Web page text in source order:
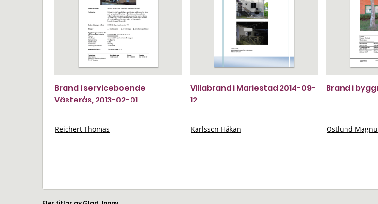
Brand i serviceboende
Västerås, 2013-02-01
Reichert Thomas
Villabrand i Mariestad 2014-09-
12
Karlsson Håkan
Brand i
Östlund